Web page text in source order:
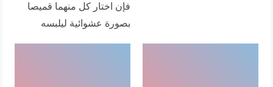
فإن اختار كل منهما قميصا
بصورة عشوائية ليلبسه